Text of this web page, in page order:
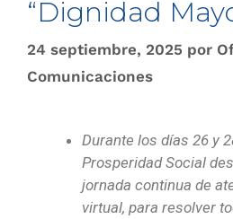
“Dignidad
24 septiembre, 2025 por
Comunicaciones
Durante los días 26 y
Prosperidad Social
jornada continua de
virtual, para resolver